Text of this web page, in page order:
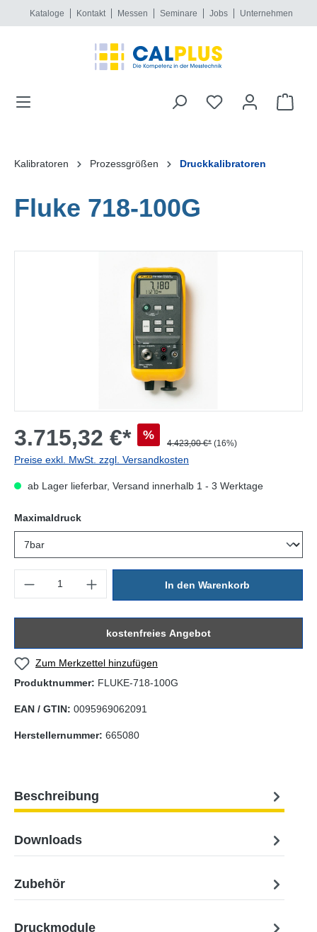
springen
Kataloge Kontakt Messen Seminare Jobs Unternehmen
Kalibratoren Prozessgrößen Druckkalibratoren
Fluke 718-100G
3.715,32 €* %
4.423,00 €* (16%)
Preise exkl. MwSt. zzgl. Versandkosten
ab Lager lieferbar, Versand innerhalb 1 - 3 Werktage
Maximaldruckauswählen
In den Warenkorb
kostenfreies Angebot
Zum Merkzettel hinzufügen
Produktnummer: FLUKE-718-100G
EAN / GTIN: 0095969062091
Herstellernummer: 665080
Beschreibung
Downloads
Zubehör
Druckmodule